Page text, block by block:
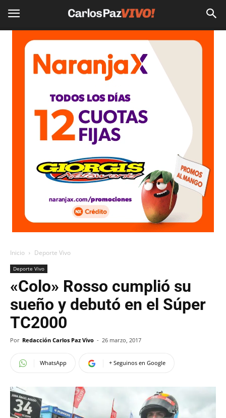
Inicio Deporte Vivo
Deporte Vivo
«Colo» Rosso cumplió su
sueño y debutó en el Súper
TC2000
Por Redacción Carlos Paz Vivo - 26 marzo, 2017
WhatsApp + Seguinos en Google